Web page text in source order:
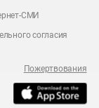
СМИ
согласия
Пожертвования